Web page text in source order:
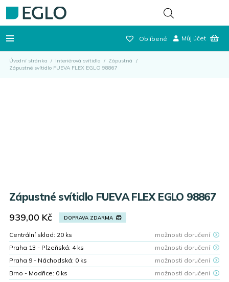
Oblíbené Můj účet
Úvodní stránka / Interiérová svítidla / Zápustná
/
Zápustné svítidlo FUEVA FLEX EGLO 98867
Zápustné svítidlo FUEVA FLEX EGLO 98867
939,00 Kč DOPRAVA ZDARMA
Centrální sklad: 20 ks
možnosti doručení
Praha 13 - Plzeňská: 4ks
možnosti doručení
Praha 9 - Náchodská: 0 ks
možnosti doručení
Brno - Modřice: 0 ks možnosti doručení